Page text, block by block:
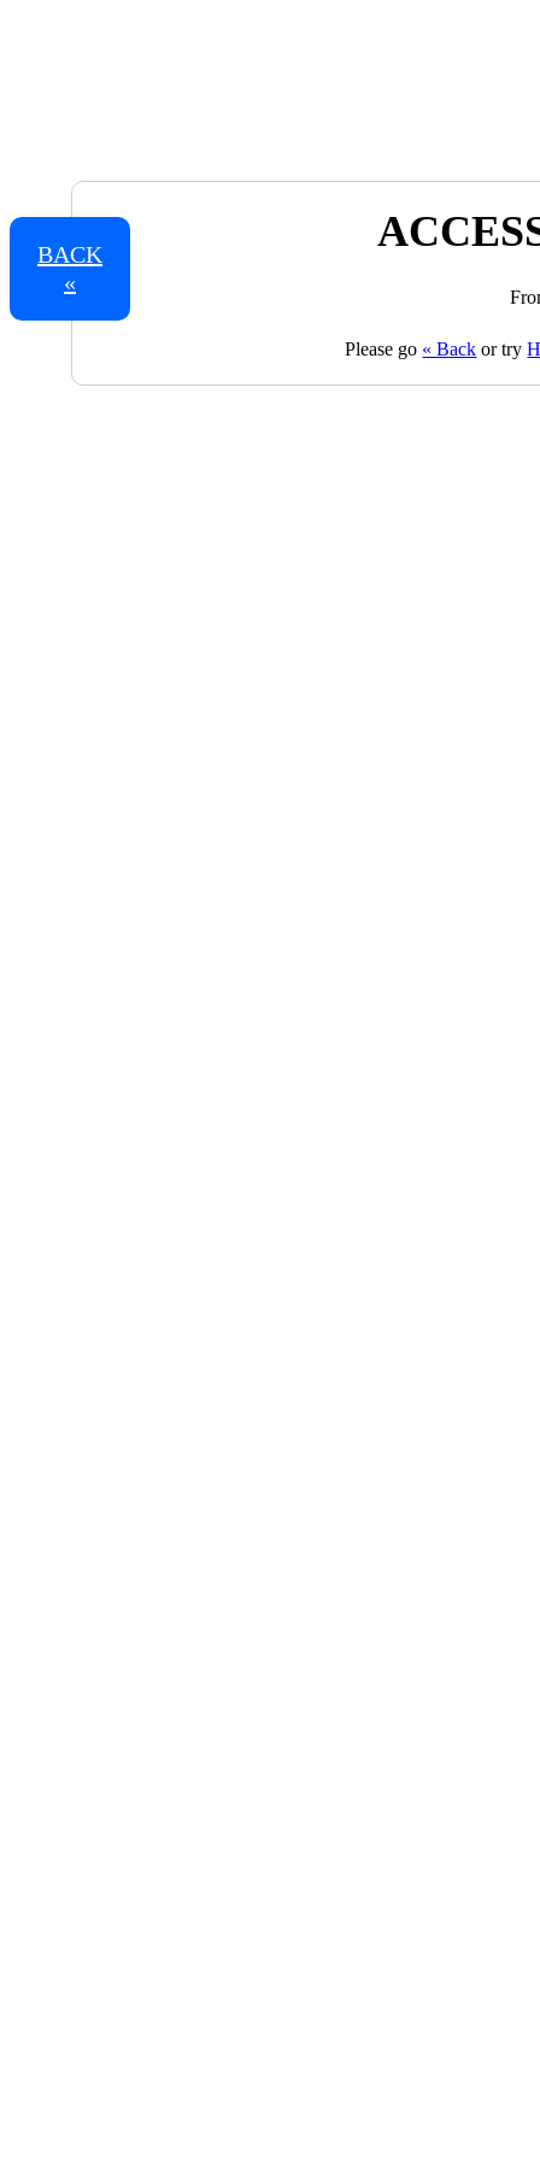
BACK
«
Please go « Back or try